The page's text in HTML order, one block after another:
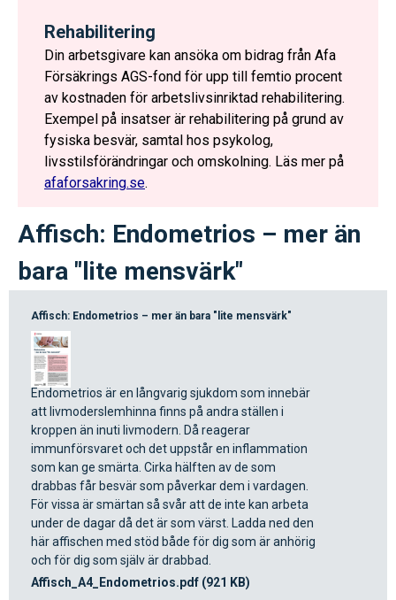
Rehabilitering
Din arbetsgivare kan ansöka om bidrag från Afa
Försäkrings AGS-fond för upp till femtio procent
av kostnaden för arbetslivsinriktad rehabilitering.
Exempel på insatser är rehabilitering på grund av
fysiska besvär, samtal hos psykolog,
livsstilsförändringar och omskolning. Läs mer på
afaforsakring.se.
Affisch: Endometrios – mer än
bara "lite mensvärk"
Affisch: Endometrios – mer än bara "lite mensvärk"
Endometrios är en långvarig sjukdom som innebär
att livmoderslemhinna finns på andra ställen i
kroppen än inuti livmodern. Då reagerar
immunförsvaret och det uppstår en inflammation
som kan ge smärta. Cirka hälften av de som
drabbas får besvär som påverkar dem i vardagen.
För vissa är smärtan så svår att de inte kan arbeta
under de dagar då det är som värst. Ladda ned den
här affischen med stöd både för dig som är anhörig
och för dig som själv är drabbad.
Affisch_A4_Endometrios.pdf (921 KB)